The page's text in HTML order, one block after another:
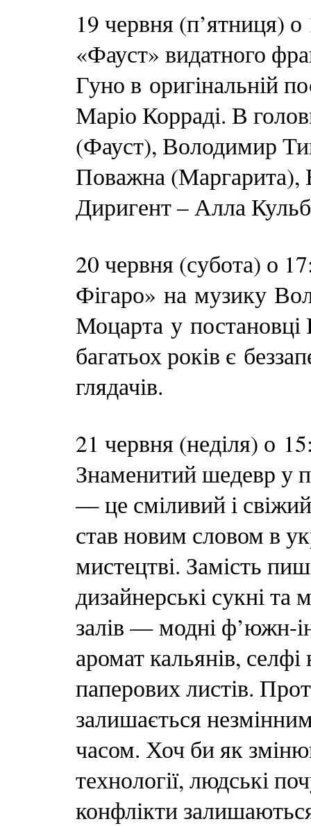
19 червня (п’ятниця)
«Фауст» видатного
Гуно в оригінальній
Маріо Корраді. В
(Фауст), Володимир
Поважна (Маргарита),
Диригент – Алла
20 червня (субота) о
Фігаро» на музику
Моцарта у
багатьох років є
глядачів.
21 червня (неділя) о
Знаменитий шедевр у
— це сміливий і
став новим словом в
мистецтві. Замість
дизайнерські сукні та
залів — модні ф’южн-
аромат кальянів, селфі
паперових листів.
залишається
часом. Хоч би як
технології, людські
конфлікти